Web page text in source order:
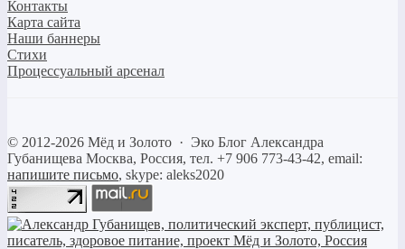
Контакты
Карта сайта
Наши баннеры
Стихи
Процессуальный арсенал
© 2012-2026 Мёд и Золото · Эко Блог Александра
Губанищева Москва, Россия, тел. +7 906 773-43-42, email:
напишите письмо, skype: aleks2020